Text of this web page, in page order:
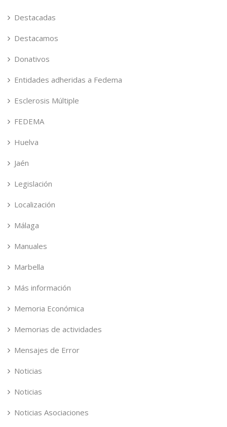
Destacadas
Destacamos
Donativos
Entidades adheridas a Fedema
Esclerosis Múltiple
FEDEMA
Huelva
Jaén
Legislación
Localización
Málaga
Manuales
Marbella
Más información
Memoria Económica
Memorias de actividades
Mensajes de Error
Noticias
Noticias
Noticias Asociaciones